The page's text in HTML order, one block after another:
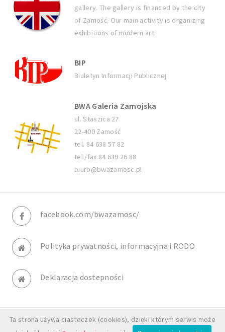
gallery. The gallery is financed by the city
of Zamość. Our main activity is organizing
exhibitions of modern art.
BIP
Biuletyn Informacji Publicznej
BWA Galeria Zamojska
ul. Staszica 27
22-400 Zamość
tel. 84 638 57 82
tel./fax 84 639 26 88
biuro@bwazamosc.pl
facebook.com/bwazamosc/
Polityka prywatności, informacyjna i RODO
Deklaracja dostepności
© BWA Galeria Zamojska. All rights reserved.
Ta strona używa ciasteczek (cookies), dzięki którym serwis może